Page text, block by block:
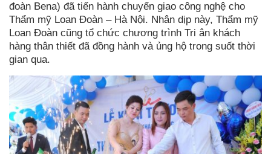
đoàn Bena) đã tiến hành chuyển giao công nghệ cho
Thẩm mỹ Loan Đoàn – Hà Nội. Nhân dịp này, Thẩm mỹ
Loan Đoàn cũng tổ chức chương trình Tri ân khách
hàng thân thiết đã đồng hành và ủng hộ trong suốt thời
gian qua.